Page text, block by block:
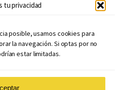
tu privacidad
posible, usamos cookies para
la navegación. Si optas por no
estar limitadas.